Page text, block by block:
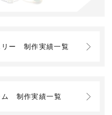
リー 制作実績一覧
ム 制作実績一覧